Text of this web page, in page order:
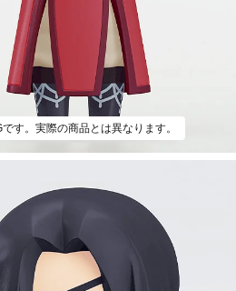
す。実際の商品とは異なります。